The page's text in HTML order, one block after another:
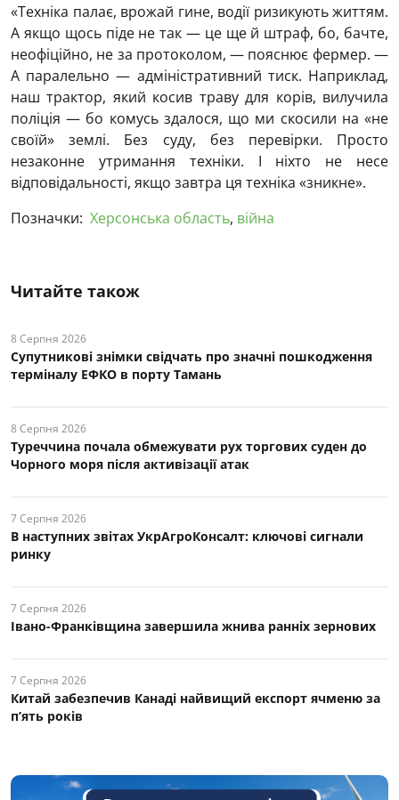
«Техніка палає, врожай гине, водії ризикують життям.
А якщо щось піде не так — це ще й штраф, бо, бачте,
неофіційно, не за протоколом, — пояснює фермер. —
А паралельно — адміністративний тиск. Наприклад,
наш трактор, який косив траву для корів, вилучила
поліція — бо комусь здалося, що ми скосили на «не
своїй» землі. Без суду, без перевірки. Просто
незаконне утримання техніки. І ніхто не несе
відповідальності, якщо завтра ця техніка «зникне».
Позначки: Херсонська область, війна
Читайте також
8 Серпня 2026
Супутникові знімки свідчать про значні пошкодження
терміналу ЕФКО в порту Тамань
8 Серпня 2026
Туреччина почала обмежувати рух торгових суден до
Чорного моря після активізації атак
7 Серпня 2026
В наступних звітах УкрАгроКонсалт: ключові cигнали
ринку
7 Серпня 2026
Івано-Франківщина завершила жнива ранніх зернових
7 Серпня 2026
Китай забезпечив Канаді найвищий експорт ячменю за
п’ять років